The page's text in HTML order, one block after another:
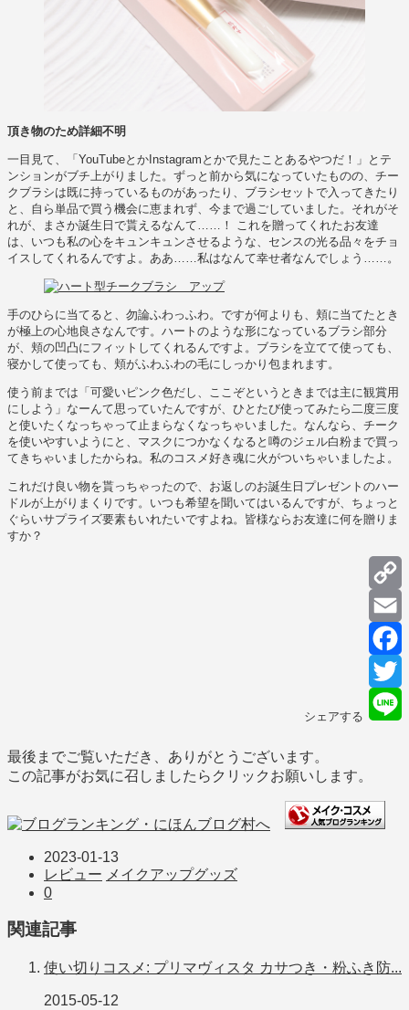
頂き物のため詳細不明
一目見て、「YouTubeとかInstagramとかで見たことあるやつだ！」とテ
ンションがブチ上がりました。ずっと前から気になっていたものの、チー
クブラシは既に持っているものがあったり、ブラシセットで入ってきたり
と、自ら単品で買う機会に恵まれず、今まで過ごしていました。それがそ
れが、まさか誕生日で貰えるなんて……！ これを贈ってくれたお友達
は、いつも私の心をキュンキュンさせるような、センスの光る品々をチョ
イスしてくれるんですよ。ああ……私はなんて幸せ者なんでしょう……。
手のひらに当てると、勿論ふわっふわ。ですが何よりも、頬に当てたとき
が極上の心地良さなんです。ハートのような形になっているブラシ部分
が、頬の凹凸にフィットしてくれるんですよ。ブラシを立てて使っても、
寝かして使っても、頬がふわふわの毛にしっかり包まれます。
使う前までは「可愛いピンク色だし、ここぞというときまでは主に観賞用
にしよう」なーんて思っていたんですが、ひとたび使ってみたら二度三度
と使いたくなっちゃって止まらなくなっちゃいました。なんなら、チーク
を使いやすいようにと、マスクにつかなくなると噂のジェル白粉まで買っ
てきちゃいましたからね。私のコスメ好き魂に火がついちゃいましたよ。
これだけ良い物を貰っちゃったので、お返しのお誕生日プレゼントのハー
ドルが上がりまくりです。いつも希望を聞いてはいるんですが、ちょっと
ぐらいサプライズ要素もいれたいですよね。皆様ならお友達に何を贈りま
すか？
シェアする
最後までご覧いただき、ありがとうございます。
この記事がお気に召しましたらクリックお願いします。
2023-01-13
レビュー メイクアップグッズ
0
関連記事
使い切りコスメ: プリマヴィスタ カサつき・粉ふき防...
2015-05-12